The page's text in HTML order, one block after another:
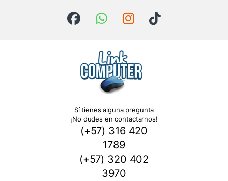
Sí tienes alguna pregunta
¡No dudes en contactarnos!
(+57) 316 420
1789
(+57) 320 402
3970